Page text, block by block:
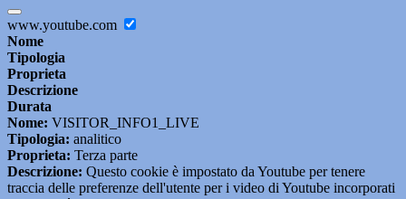
www.youtube.com
Nome
Tipologia
Proprieta
Descrizione
Durata
Nome: VISITOR_INFO1_LIVE
Tipologia: analitico
Proprieta: Terza parte
Descrizione: Questo cookie è impostato da Youtube per tenere
traccia delle preferenze dell'utente per i video di Youtube incorporati